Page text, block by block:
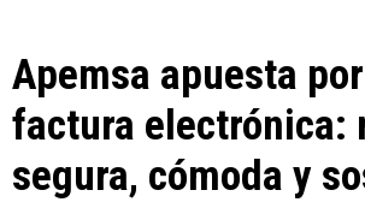
Apemsa apuesta
factura electrónica:
segura, cómoda y